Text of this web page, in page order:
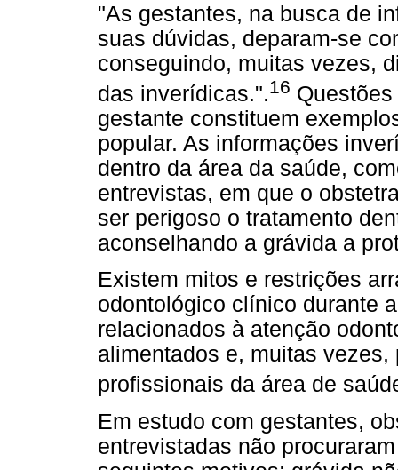
"As gestantes, na busca de
suas dúvidas, deparam-se
conseguindo, muitas vezes,
das inverídicas.".16
gestante constituem
popular. As informações
dentro da área da saúde,
entrevistas, em que o
ser perigoso o tratamento
aconselhando a grávida a
Existem mitos e restrições
odontológico clínico durante
relacionados à atenção
alimentados e, muitas
profissionais da área de
Em estudo com gestantes,
entrevistadas não